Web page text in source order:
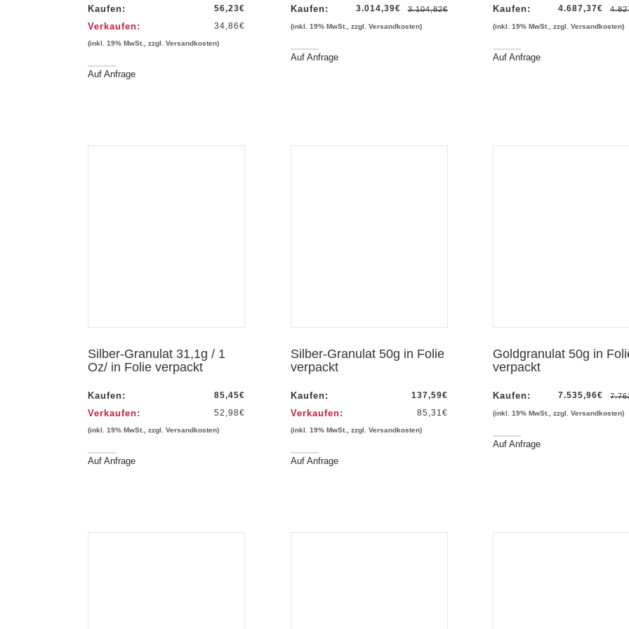
Kaufen: 56,23€
Verkaufen: 34,86€
(inkl. 19% MwSt., zzgl. Versandkosten)
Auf Anfrage
Kaufen: 3.014,39€ 3.104,82€
(inkl. 19% MwSt., zzgl. Versandkosten)
Auf Anfrage
Kaufen: 4.687,37€
(inkl. 19% MwSt., zzgl. Versandkosten)
Auf Anfrage
Silber-Granulat 31,1g / 1
Oz/ in Folie verpackt
Kaufen: 85,45€
Verkaufen: 52,98€
(inkl. 19% MwSt., zzgl. Versandkosten)
Auf Anfrage
Silber-Granulat 50g in Folie
verpackt
Kaufen: 137,59€
Verkaufen: 85,31€
(inkl. 19% MwSt., zzgl. Versandkosten)
Auf Anfrage
Goldgranulat 50g in
verpackt
Kaufen: 7.535,96€
(inkl. 19% MwSt., zzgl. Versandkosten)
Auf Anfrage